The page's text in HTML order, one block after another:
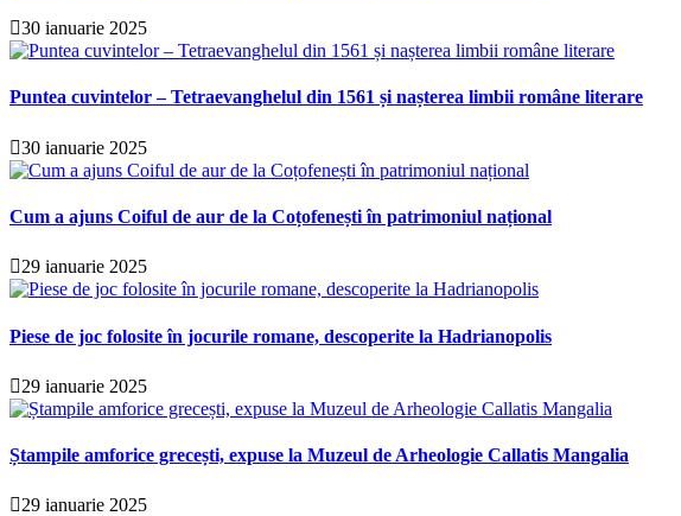
30 ianuarie 2025
Puntea cuvintelor – Tetraevanghelul din 1561 și nașterea limbii române literare
30 ianuarie 2025
Cum a ajuns Coiful de aur de la Coțofenești în patrimoniul național
29 ianuarie 2025
Piese de joc folosite în jocurile romane, descoperite la Hadrianopolis
29 ianuarie 2025
Ștampile amforice grecești, expuse la Muzeul de Arheologie Callatis Mangalia
29 ianuarie 2025